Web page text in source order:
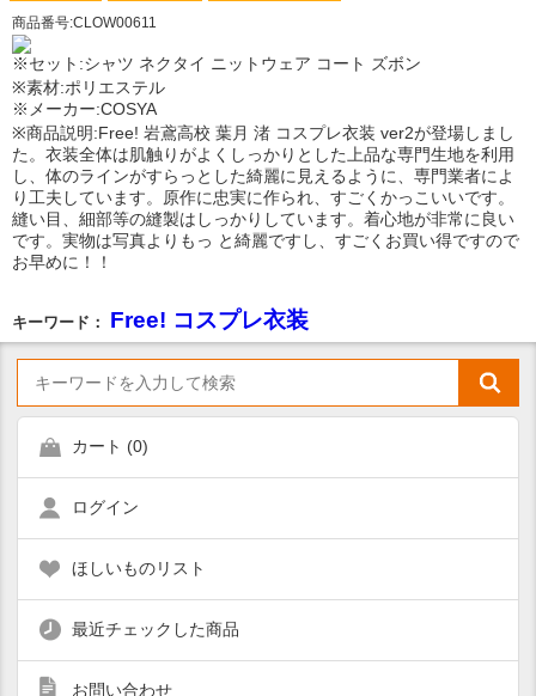
商品番号:CLOW00611
※セット:シャツ ネクタイ ニットウェア コート ズボン
※素材:ポリエステル
※メーカー:COSYA
※商品説明:Free! 岩鳶高校 葉月 渚 コスプレ衣装 ver2が登場しまし
た。衣装全体は肌触りがよくしっかりとした上品な専門生地を利用
し、体のラインがすらっとした綺麗に見えるように、専門業者によ
り工夫しています。原作に忠実に作られ、すごくかっこいいです。
縫い目、細部等の縫製はしっかりしています。着心地が非常に良い
です。実物は写真よりもっ と綺麗ですし、すごくお買い得ですので
お早めに！！
キーワード： Free! コスプレ衣装
カート (0)
ログイン
ほしいものリスト
最近チェックした商品
お問い合わせ